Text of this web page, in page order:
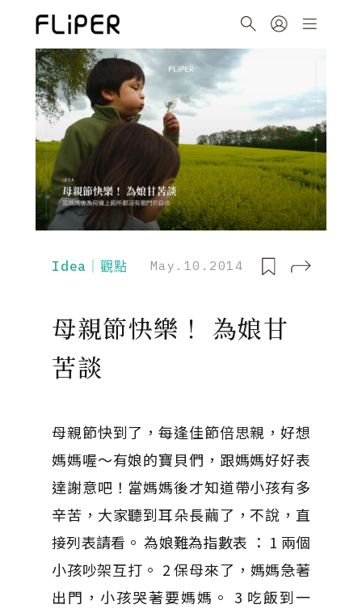
Idea｜觀點 May.10.2014
母親節快樂！ 為娘甘
苦談
母親節快到了，每逢佳節倍思親，好想
媽媽喔～有娘的寶貝們，跟媽媽好好表
達謝意吧！當媽媽後才知道帶小孩有多
辛苦，大家聽到耳朵長繭了，不說，直
接列表請看。 為娘難為指數表 ： 1 兩個
小孩吵架互打。 2 保母來了，媽媽急著
出門，小孩哭著要媽媽。 3 吃飯到一